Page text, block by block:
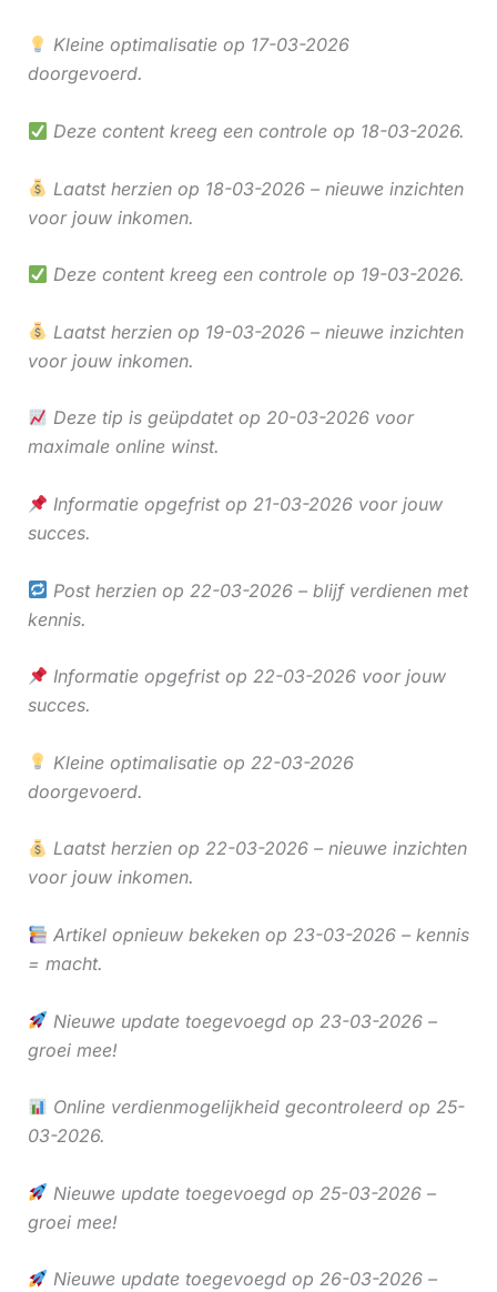
Kleine optimalisatie op 17-03-2026
doorgevoerd.
Deze content kreeg een controle op 18-03-2026.
Laatst herzien op 18-03-2026 – nieuwe inzichten
voor jouw inkomen.
Deze content kreeg een controle op 19-03-2026.
Laatst herzien op 19-03-2026 – nieuwe inzichten
voor jouw inkomen.
Deze tip is geüpdatet op 20-03-2026 voor
maximale online winst.
Informatie opgefrist op 21-03-2026 voor jouw
succes.
Post herzien op 22-03-2026 – blijf verdienen met
kennis.
Informatie opgefrist op 22-03-2026 voor jouw
succes.
Kleine optimalisatie op 22-03-2026
doorgevoerd.
Laatst herzien op 22-03-2026 – nieuwe inzichten
voor jouw inkomen.
Artikel opnieuw bekeken op 23-03-2026 – kennis
= macht.
Nieuwe update toegevoegd op 23-03-2026 –
groei mee!
Online verdienmogelijkheid gecontroleerd op 25-
03-2026.
Nieuwe update toegevoegd op 25-03-2026 –
groei mee!
Nieuwe update toegevoegd op 26-03-2026 –